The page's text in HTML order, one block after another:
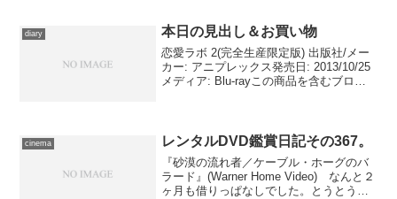
diary 本日の見出し＆お買い物
恋愛ラボ 2(完全生産限定版) 出版社/メー
カー: アニプレックス発売日: 2013/10/25
メディア: Blu-rayこの商品を含むブログ
cinema レンタルDVD鑑賞日記その367。
『砂漠の流れ者／ケーブル・ホーグのバ
ラード』(Warner Home Video) なんと２
ヶ月も借りっぱなしでした。とうとう月